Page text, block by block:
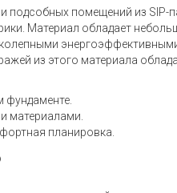
подсобных помещений из SIP-
Материал обладает
из этого материала
фундаменте.
материалами.
планировка.